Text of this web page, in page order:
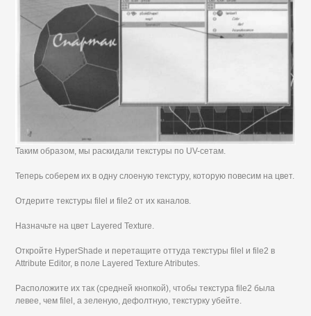
Таким образом, мы раскидали текстуры по UV-сетам.
Теперь соберем их в одну слоеную текстуру, которую повесим на цвет.
Отдерите текстуры filel и file2 от их каналов.
Назначьте на цвет Layered Texture.
Откройте HyperShade и перетащите оттуда текстуры filel и file2 в
Attribute Editor, в поле Layered Texture Atributes.
Расположите их так (средней кнопкой), чтобы текстура file2 была
левее, чем filel, а зеленую, дефолтную, текстурку убейте.